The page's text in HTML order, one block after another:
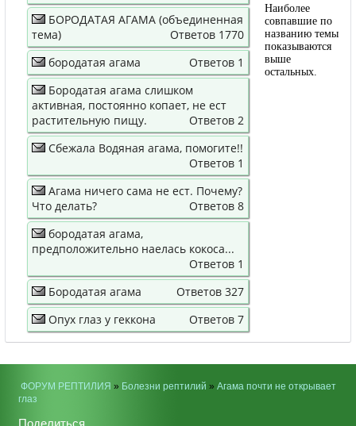
БОРОДАТАЯ АГАМА (объединенная
тема)
Ответов 1770
бородатая агама
Ответов 1
Бородатая агама слишком
активная, постоянно копает, не ест
растительную пищу.
Ответов 2
Сбежала Водяная агама, помогите!!
Ответов 1
Агама ничего сама не ест. Почему?
Что делать?
Ответов 8
бородатая агама,
предположительно наелась кокоса...
Ответов 1
Бородатая агама
Ответов 327
Опух глаз у геккона
Ответов 7
Наиболее
совпавшие по
названию темы
показываются
выше
остальных.
ФОРУМ РЕПТИЛИЯ » Болезни рептилий » Агама почти не открывает
глаз
Поделиться